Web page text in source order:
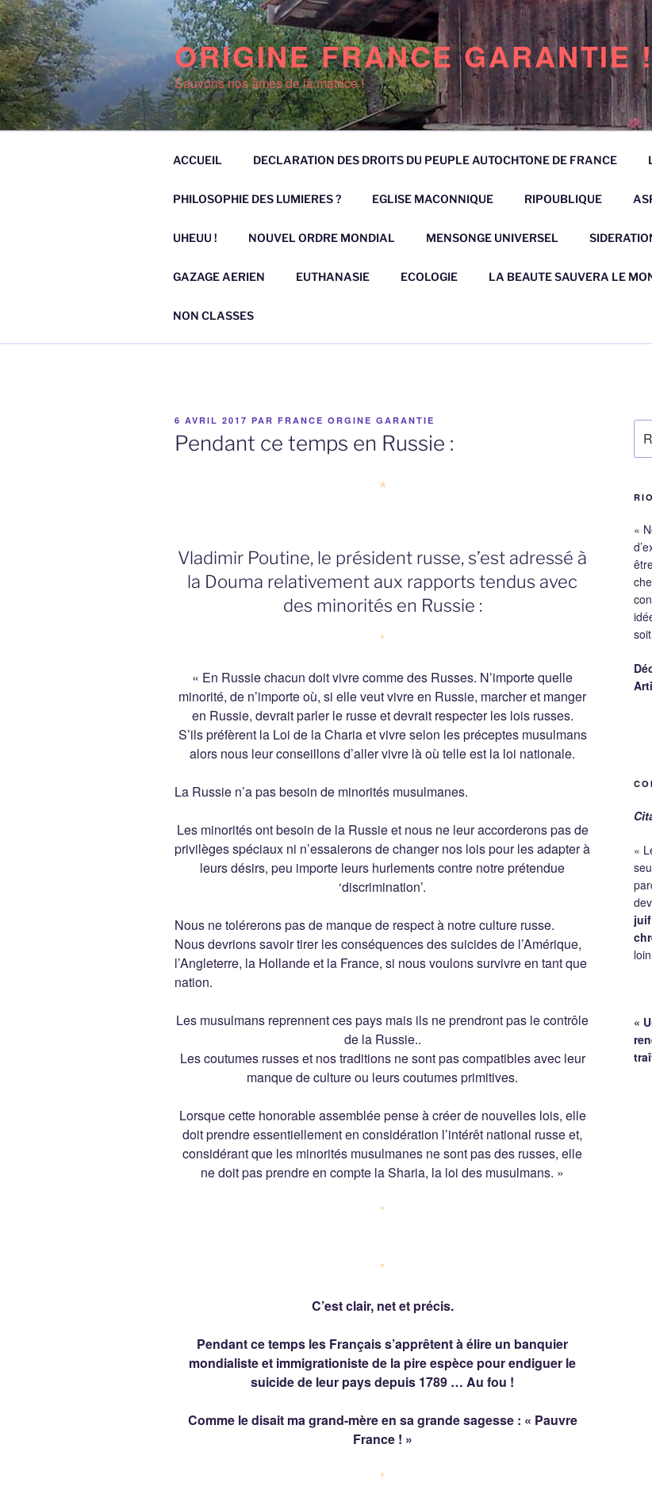
Aller
au
contenu
principal
ORIGINE FRANCE GARANTIE !
Sauvons nos âmes de la matrice !
ACCUEIL DECLARATION DES DROITS DU PEUPLE AUTOCHTONE DE FRANCE
PHILOSOPHIE DES LUMIERES ? EGLISE MACONNIQUE RIPOUBLIQUE
UHEUU ! NOUVEL ORDRE MONDIAL MENSONGE UNIVERSEL
GAZAGE AERIEN EUTHANASIE ECOLOGIE LA BEAUTE SAUVERA LE
NON CLASSES
PUBLIÉ
LE
6 AVRIL 2017 PAR FRANCE ORGINE GARANTIE
Pendant ce temps en Russie :
*
Vladimir Poutine, le président russe, s’est adressé à
la Douma relativement aux rapports tendus avec
des minorités en Russie :
*
« En Russie chacun doit vivre comme des Russes. N’importe quelle
minorité, de n’importe où, si elle veut vivre en Russie, marcher et manger
en Russie, devrait parler le russe et devrait respecter les lois russes.
S’ils préfèrent la Loi de la Charia et vivre selon les préceptes musulmans
alors nous leur conseillons d’aller vivre là où telle est la loi nationale.
La Russie n’a pas besoin de minorités musulmanes.
Les minorités ont besoin de la Russie et nous ne leur accorderons pas de
privilèges spéciaux ni n’essaierons de changer nos lois pour les adapter à
leurs désirs, peu importe leurs hurlements contre notre prétendue
‘discrimination’.
Nous ne tolérerons pas de manque de respect à notre culture russe.
Nous devrions savoir tirer les conséquences des suicides de l’Amérique,
l’Angleterre, la Hollande et la France, si nous voulons survivre en tant que
nation.
Les musulmans reprennent ces pays mais ils ne prendront pas le contrôle
de la Russie..
Les coutumes russes et nos traditions ne sont pas compatibles avec leur
manque de culture ou leurs coutumes primitives.
Lorsque cette honorable assemblée pense à créer de nouvelles lois, elle
doit prendre essentiellement en considération l’intérêt national russe et,
considérant que les minorités musulmanes ne sont pas des russes, elle
ne doit pas prendre en compte la Sharia, la loi des musulmans. »
*
*
C’est clair, net et précis.
Pendant ce temps les Français s’apprêtent à élire un banquier
mondialiste et immigrationiste de la pire espèce pour endiguer le
suicide de leur pays depuis 1789 … Au fou !
Comme le disait ma grand-mère en sa grande sagesse : « Pauvre
France ! »
*
:
«
«
«